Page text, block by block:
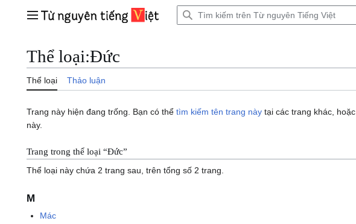
Trình đơn chính
Thể loại:Đức
Thể loại Thảo luận
Trang này hiện đang trống. Bạn có thể tìm kiếm tên trang này tại các trang khác, hoặc
này.
Trang trong thể loại “Đức”
Thể loại này chứa 2 trang sau, trên tổng số 2 trang.
M
Mác